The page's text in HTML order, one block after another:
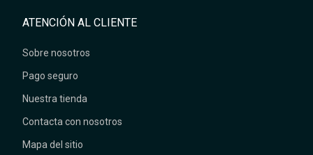
ATENCIÓN AL CLIENTE
Sobre nosotros
Pago seguro
Nuestra tienda
Contacta con nosotros
Mapa del sitio